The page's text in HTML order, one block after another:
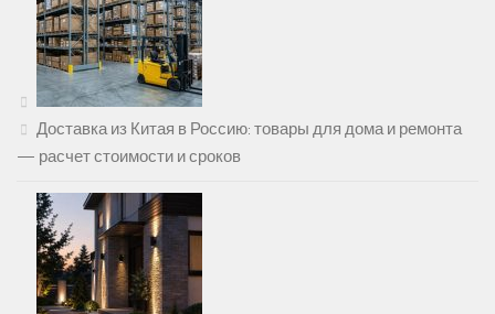
Доставка из Китая в Россию: товары для дома и ремонта
— расчет стоимости и сроков